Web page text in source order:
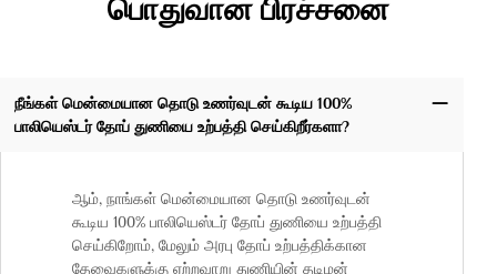
பொதுவான பிரச்சனை
நீங்கள் மென்மையான தொடு உணர்வுடன் கூடிய 100%
பாலியெஸ்டர் தோப் துணியை உற்பத்தி செய்கிறீர்களா?
ஆம், நாங்கள் மென்மையான தொடு உணர்வுடன்
கூடிய 100% பாலியெஸ்டர் தோப் துணியை உற்பத்தி
செய்கிறோம், மேலும் அரபு தோப் உற்பத்திக்கான
தேவைகளுக்கு ஏற்றவாறு துணியின் தடிமன்